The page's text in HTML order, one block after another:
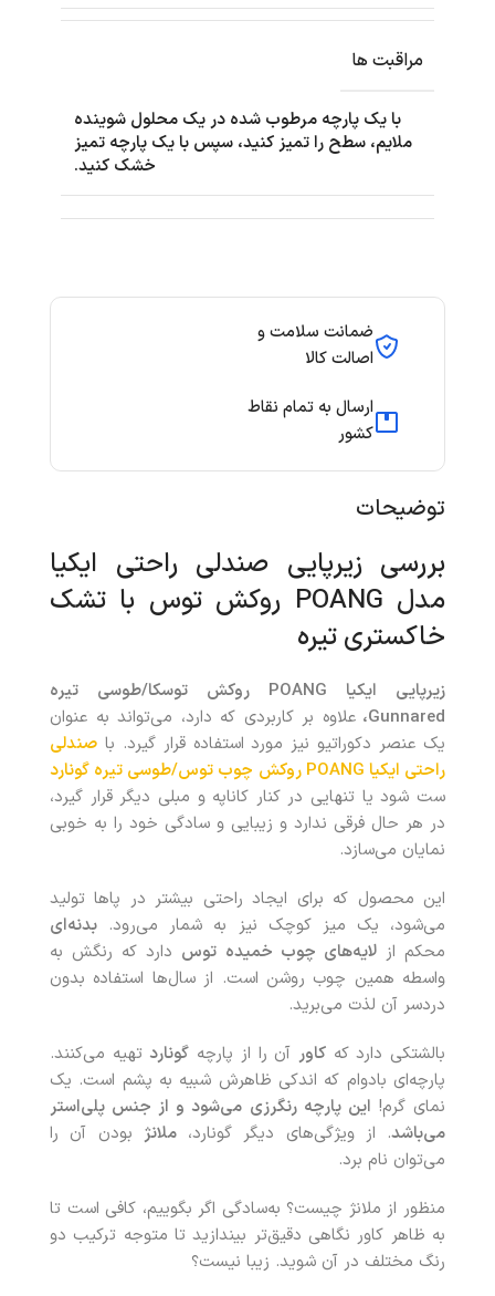
ضمانت سلامت و
اصالت کالا
ارسال به تمام نقاط
کشور
توضیحات
بررسی زیرپایی صندلی راحتی ایکیا
مدل POANG روکش توس با تشک
خاکستری تیره
زیرپایی ایکیا POANG روکش توسکا/طوسی تیره
Gunnared، علاوه بر کاربردی که دارد، می‌تواند به‌ عنوان
یک عنصر دکوراتیو نیز مورد استفاده قرار گیرد. با صندلی
راحتی ایکیا POANG روکش چوب توس/طوسی تیره گونارد
ست شود یا تنهایی در کنار کاناپه و مبلی دیگر قرار گیرد،
در هر حال فرقی ندارد و زیبایی و سادگی خود را به‌ خوبی
نمایان می‌سازد.
این محصول که برای ایجاد راحتی بیشتر در پاها تولید
می‌شود، یک میز کوچک نیز به شمار می‌رود. بدنه‌ای
محکم ازلایه‌های چوب خمیده توس دارد که رنگش به‌
واسطه همین چوب روشن است. از سال‌ها استفاده بدون
دردسر آن لذت می‌برید.
بالشتکی دارد کهکاور آن را از پارچه گونارد تهیه می‌کنند.
پارچه‌ای بادوام که اندکی ظاهرش شبیه به پشم است. یک
نمای گرم! این پارچه رنگرزی می‌شود و از جنس پلی‌استر
می‌باشد. از ویژگی‌های دیگر گونارد،ملانژ بودن آن را
می‌توان نام برد.
منظور از ملانژ چیست؟ به‌سادگی اگر بگوییم، کافی است تا
به‌ ظاهر کاور نگاهی دقیق‌تر بیندازید تا متوجه ترکیب دو
رنگ مختلف در آن شوید. زیبا نیست؟
مراقبت ها
با یک پارچه مرطوب شده در یک محلول شوینده
ملایم، سطح را تمیز کنید، سپس با یک پارچه تمیز
خشک کنید.